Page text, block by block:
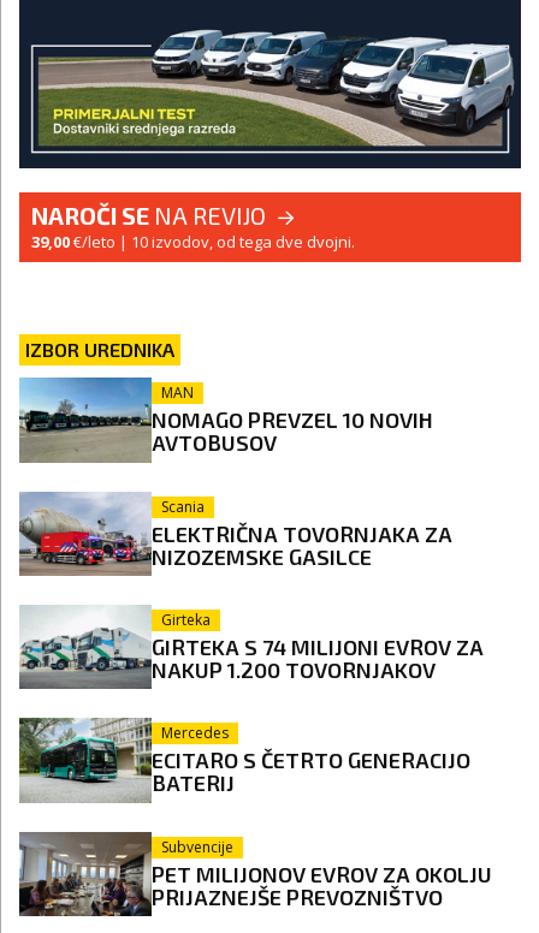
NAROČI SE NA REVIJO
39,00€/leto | 10 izvodov, od tega dve dvojni.
IZBOR UREDNIKA
MAN
NOMAGO PREVZEL 10 NOVIH
AVTOBUSOV
Scania
ELEKTRIČNA TOVORNJAKA ZA
NIZOZEMSKE GASILCE
Girteka
GIRTEKA S 74 MILIJONI EVROV ZA
NAKUP 1.200 TOVORNJAKOV
Mercedes
ECITARO S ČETRTO GENERACIJO
BATERIJ
Subvencije
PET MILIJONOV EVROV ZA OKOLJU
PRIJAZNEJŠE PREVOZNIŠTVO